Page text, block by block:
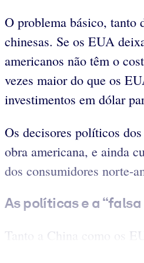
O problema básico, tanto
chinesas. Se os EUA
americanos não têm o
vezes maior do que os
investimentos em dólar
Os decisores políticos
obra americana, e ainda
dos consumidores norte-
As políticas e a
Tanto a China como os